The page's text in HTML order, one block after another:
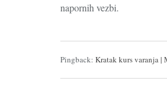
napornih vezbi.
Pingback: Kratak kurs varanja |